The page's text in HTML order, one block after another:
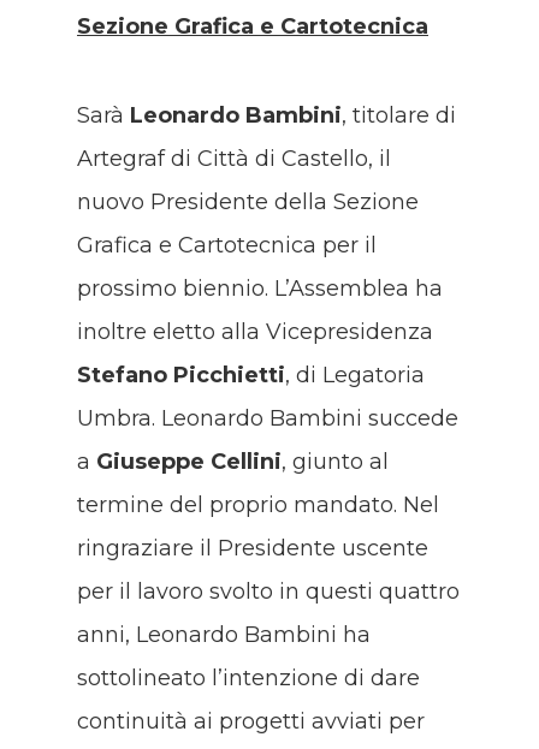
Sezione Grafica e Cartotecnica
Sarà Leonardo Bambini, titolare di
Artegraf di Città di Castello, il
nuovo Presidente della Sezione
Grafica e Cartotecnica per il
prossimo biennio. L’Assemblea ha
inoltre eletto alla Vicepresidenza
Stefano Picchietti, di Legatoria
Umbra. Leonardo Bambini succede
a Giuseppe Cellini, giunto al
termine del proprio mandato. Nel
ringraziare il Presidente uscente
per il lavoro svolto in questi quattro
anni, Leonardo Bambini ha
sottolineato l’intenzione di dare
continuità ai progetti avviati per